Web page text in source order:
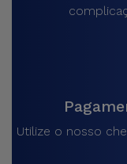
Utilize o nosso